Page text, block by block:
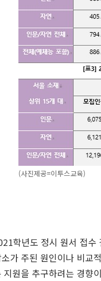
(사진제공=이투스교육)
학년도 정시 원서 접수
가 주된 원인이나 비교
지원을 추구하려는 경향